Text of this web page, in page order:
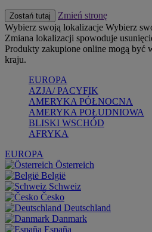
Zostań tutaj
Zmień stronę
Wybierz swoją lokalizacje Wybierz
Zmiana lokalizacji spowoduje
Produkty zakupione online mogą być
kraju.
EUROPA
AZJA/ PACYFIK
AMERYKA PÓŁNOCNA
AMERYKA POŁUDNIOWA
BLISKI WSCHÓD
AFRYKA
EUROPA
Österreich
België
Schweiz
Česko
Deutschland
Danmark
España